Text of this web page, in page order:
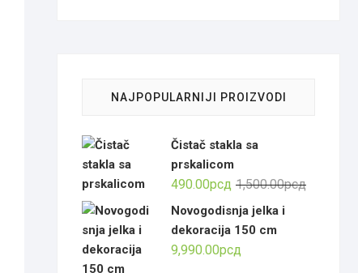
NAJPOPULARNIJI PROIZVODI
Čistač stakla sa
prskalicom
1,500.00рсд
490.00рсд
Тренутна
Novogodisnja jelka i
dekoracija 150 cm
9,990.00рсд